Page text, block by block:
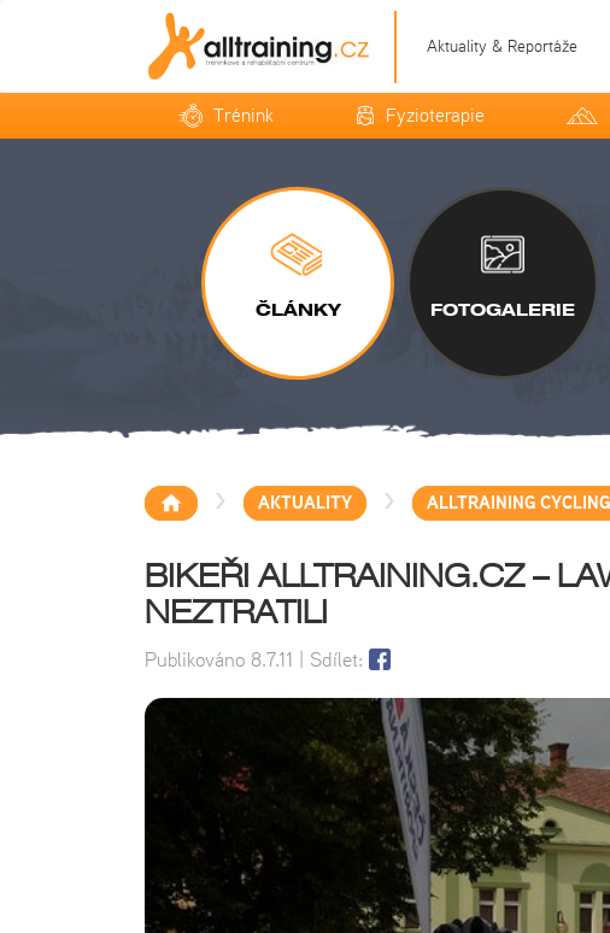
Aktuality & Reportáže
Trénink Fyzioterapie
ČLÁNKY FOTOGALERIE
> AKTUALITY > ALLTRAINING
BIKEŘI ALLTRAINING.CZ –
NEZTRATILI
Publikováno 8.7.11 | Sdílet: